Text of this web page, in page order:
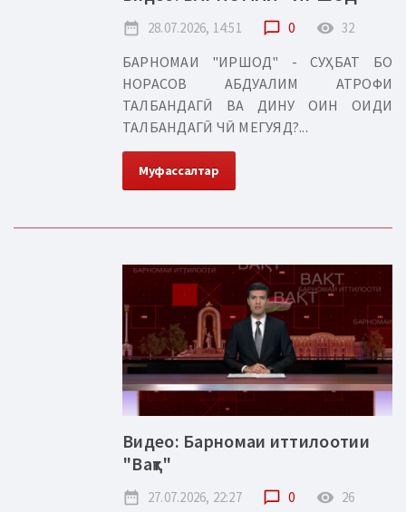
date_range 28.07.2026, 14:51 chat_bubble_outline 0 remove_red_eye 32
БАРНОМАИ "ИРШОД" - СУҲБАТ БО
НОРАСОВ АБДУАЛИМ АТРОФИ
ТАЛБАНДАГӢ ВА ДИНУ ОИН ОИДИ
ТАЛБАНДАГӢ ЧӢ МЕГУЯД?...
Муфассалтар
Видео: Барномаи иттилоотии
"Вақт"
date_range 27.07.2026, 22:27 chat_bubble_outline 0 remove_red_eye 26